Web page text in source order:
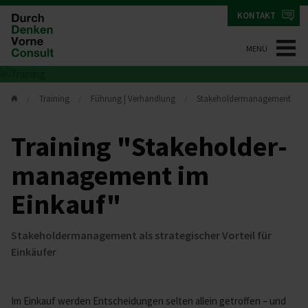
MENÜ
KONTAKT
Training Führung | Verhandlung Stakeholdermanagement
Training "Sta­ke­hol­der­
ma­nagement im
Einkauf"
Stakeholdermanagement als strategischer Vorteil für
Einkäufer
Im Einkauf werden Entscheidungen selten allein getroffen – und